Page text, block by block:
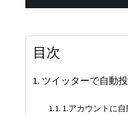
目次
ツイッターで自動
1.アカウントに